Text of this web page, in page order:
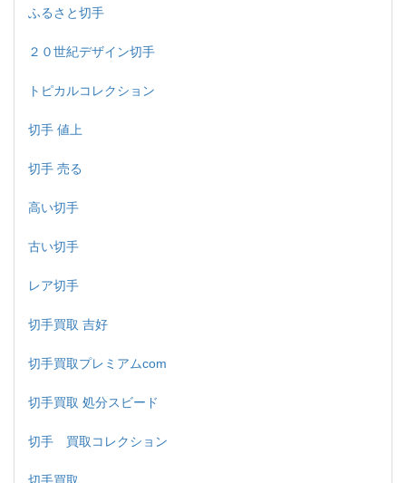
ふるさと切手
２０世紀デザイン切手
トピカルコレクション
切手 値上
切手 売る
高い切手
古い切手
レア切手
切手買取 吉好
切手買取プレミアムcom
切手買取 処分スビード
切手 買取コレクション